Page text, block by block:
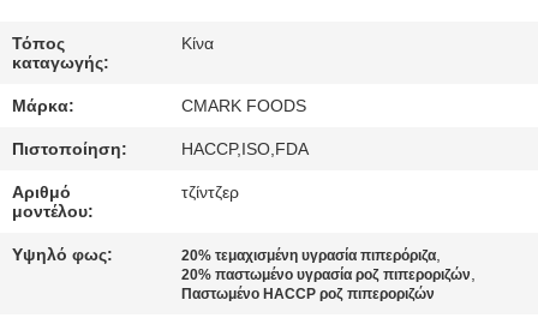
ΈΛΕΓΧΟΣ
ΠΟΙΌΤΗΤΑΣ
ΕΠΙΚΟΙΝΩΝΉΣΤΕ
ΜΑΖΊ
ΜΑΣ
Τόπος
καταγωγής:
Κίνα
Μάρκα: CMARK FOODS
Πιστοποίηση: HACCP,ISO,FDA
Αριθμό
μοντέλου:
τζίντζερ
Υψηλό φως: 20% τεμαχισμένη υγρασία πιπερόριζα,
20% παστωμένο υγρασία ροζ πιπεροριζών,
Παστωμένο HACCP ροζ πιπεροριζών